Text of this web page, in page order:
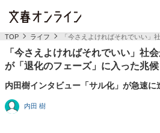
TOP ライフ 「今さえよければそれでいい」
「今さえよければそれでいい」社
が「退化のフェーズ」に入った兆候
内田樹インタビュー「サル化」が急速に
内田 樹